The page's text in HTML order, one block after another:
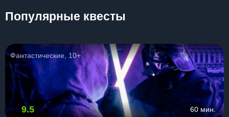
Популярные квесты
Фантастические, 10+
9.5 60 мин.